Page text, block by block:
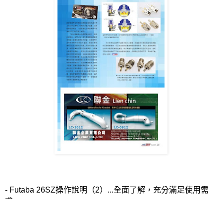
- Futaba 26SZ操作說明（2） ...全面了解，充分滿足使用需